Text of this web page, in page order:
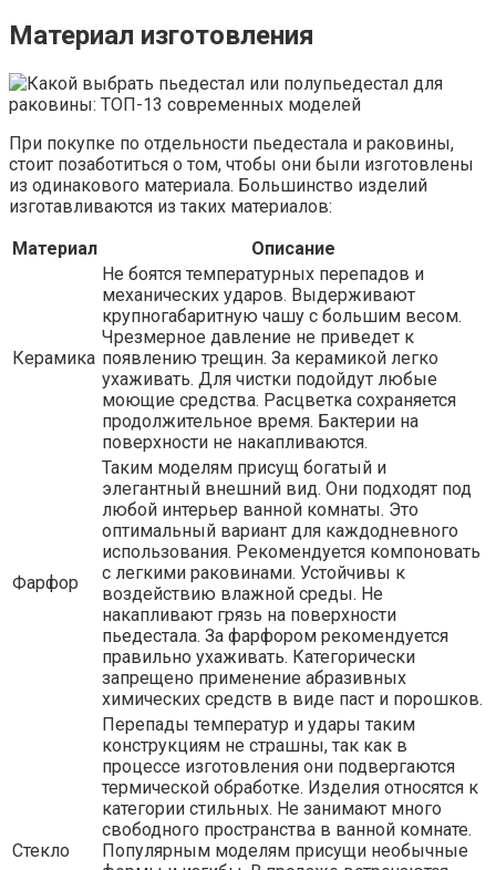
Материал изготовления
При покупке по отдельности пьедестала и раковины,
стоит позаботиться о том, чтобы они были изготовлены
из одинакового материала. Большинство изделий
изготавливаются из таких материалов:
Материал
Описание
Керамика
Не боятся температурных перепадов и
механических ударов. Выдерживают
крупногабаритную чашу с большим весом.
Чрезмерное давление не приведет к
появлению трещин. За керамикой легко
ухаживать. Для чистки подойдут любые
моющие средства. Расцветка сохраняется
продолжительное время. Бактерии на
поверхности не накапливаются.
Фарфор
Таким моделям присущ богатый и
элегантный внешний вид. Они подходят под
любой интерьер ванной комнаты. Это
оптимальный вариант для каждодневного
использования. Рекомендуется компоновать
с легкими раковинами. Устойчивы к
воздействию влажной среды. Не
накапливают грязь на поверхности
пьедестала. За фарфором рекомендуется
правильно ухаживать. Категорически
запрещено применение абразивных
химических средств в виде паст и порошков.
Стекло
Перепады температур и удары таким
конструкциям не страшны, так как в
процессе изготовления они подвергаются
термической обработке. Изделия относятся к
категории стильных. Не занимают много
свободного пространства в ванной комнате.
Популярным моделям присущи необычные